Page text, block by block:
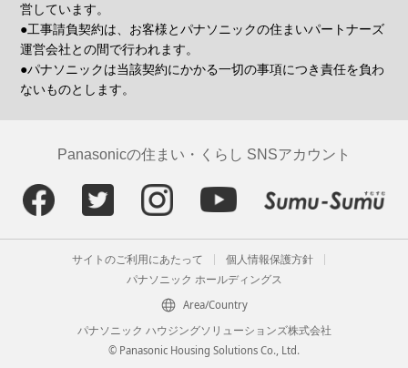
営しています。
●工事請負契約は、お客様とパナソニックの住まいパートナーズ
運営会社との間で行われます。
●パナソニックは当該契約にかかる一切の事項につき責任を負わ
ないものとします。
Panasonicの住まい・くらし SNSアカウント
サイトのご利用にあたって
個人情報保護方針
パナソニック ホールディングス
Area/Country
パナソニック ハウジングソリューションズ株式会社
© Panasonic Housing Solutions Co., Ltd.